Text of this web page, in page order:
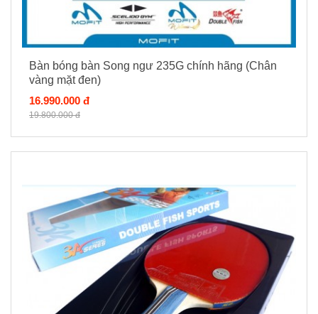
Bàn bóng bàn Song ngư 235G chính hãng (Chân
vàng mặt đen)
16.990.000 đ
19.800.000 đ